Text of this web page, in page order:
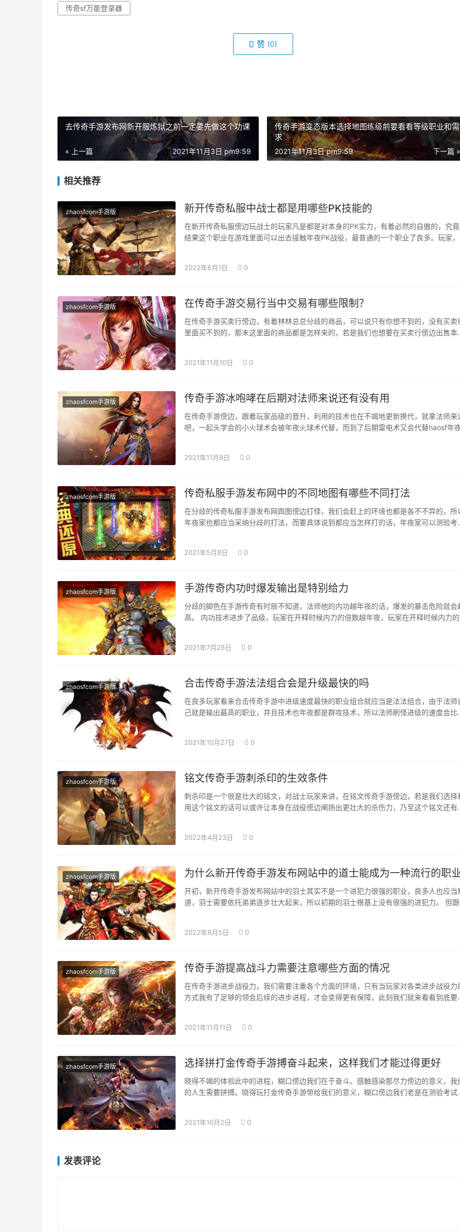
传奇sf万能登录器
赞 (0)
去传奇手游发布网新开服炼狱之前一定要先做这个功课
« 上一篇 2021年11月3日 pm9:59
传奇手游变态版本选择地图练级前要看看等级职业和需
求
下一篇 »
2021年11月3日 pm9:59
相关推荐
zhaosfcom手游版 新开传奇私服中战士都是用哪些PK技能的
在新开传奇私服傍边玩战士的玩家凡是都是对本身的PK实力，有着必然的自傲的，究
结果这个职业在游戏里面可以出去接触年夜PK战役，最普通的一个职业了良多。玩家
2022年6月1日 0
zhaosfcom手游版 在传奇手游交易行当中交易有哪些限制？
在传奇手游买卖行傍边，有着林林总总分歧的商品，可以说只有你想不到的，没有买卖
里面买不到的，那末这里面的商品都是怎样来的，若是我们也想要在买卖行傍边出售本
2021年11月10日 0
zhaosfcom手游版 传奇手游冰咆哮在后期对法师来说还有没有用
在传奇手游傍边，跟着玩家品级的晋升，利用的技术也在不竭地更新换代，就拿法师来
吧，一起头学会的小火球术会被年夜火球术代替，而到了后期雷电术又会代替haosf年
2021年11月8日 0
zhaosfcom手游版 传奇私服手游发布网中的不同地图有哪些不同打法
在分歧的传奇私服手游发布网舆图傍边打怪，我们会赶上的环境也都是各不不异的，所
年夜家也都应当采纳分歧的打法，而要具体说到都应当怎样打的话，年夜家可以测验考
2021年5月8日 0
zhaosfcom手游版 手游传奇内功时爆发输出是特别给力
分歧的脚色在手游传奇有时辰不知道，法师他的内功越年夜的话，爆发的暴击危险就会
高。 内功技术进步了品级，玩家在开释时候内力的倍数越年夜，玩家在开释时候内力
2021年7月26日 0
zhaosfcom手游版 合击传奇手游法法组合会是升级最快的吗
在良多玩家看来合击传奇手游中进级速度最快的职业组合就应当是法法组合，由于法师
己就是输出最高的职业，并且技术也年夜都是群攻技术，所以法师刷怪进级的速度会比
2021年10月27日 0
zhaosfcom手游版 铭文传奇手游刺杀印的生效条件
刺杀印是一个很是壮大的铭文，对战士玩家来讲，在铭文传奇手游傍边，若是我们选择
用这个铭文的话可以或许让本身在战役傍边阐扬出更壮大的杀伤力，乃至这个铭文还有
2022年4月23日 0
zhaosfcom手游版 为什么新开传奇手游发布网站中的道士能成为一种流行的职
开初，新开传奇手游发布网站中的羽士其实不是一个进犯力很强的职业，良多人也应当
道，羽士需要依托弟弟逐步壮大起来，所以初期的羽士根基上没有很强的进犯力。 但
2022年8月5日 0
zhaosfcom手游版 传奇手游提高战斗力需要注意哪些方面的情况
在传奇手游进步战役力，我们需要注重各个方面的环境，只有当玩家对各类进步战役力
方式我有了足够的领会后续的进步进程，才会变得更有保障，此刻我们就来看看到底要
2021年11月11日 0
zhaosfcom手游版 选择拼打金传奇手游搏奋斗起来，这样我们才能过得更好
晓得不竭的体验此中的进程，糊口傍边我们在于奋斗。感触感染那尽力傍边的意义，我
的人生需要拼搏。晓得玩打金传奇手游带给我们的意义，糊口傍边我们老是在测验考试
2021年10月2日 0
发表评论